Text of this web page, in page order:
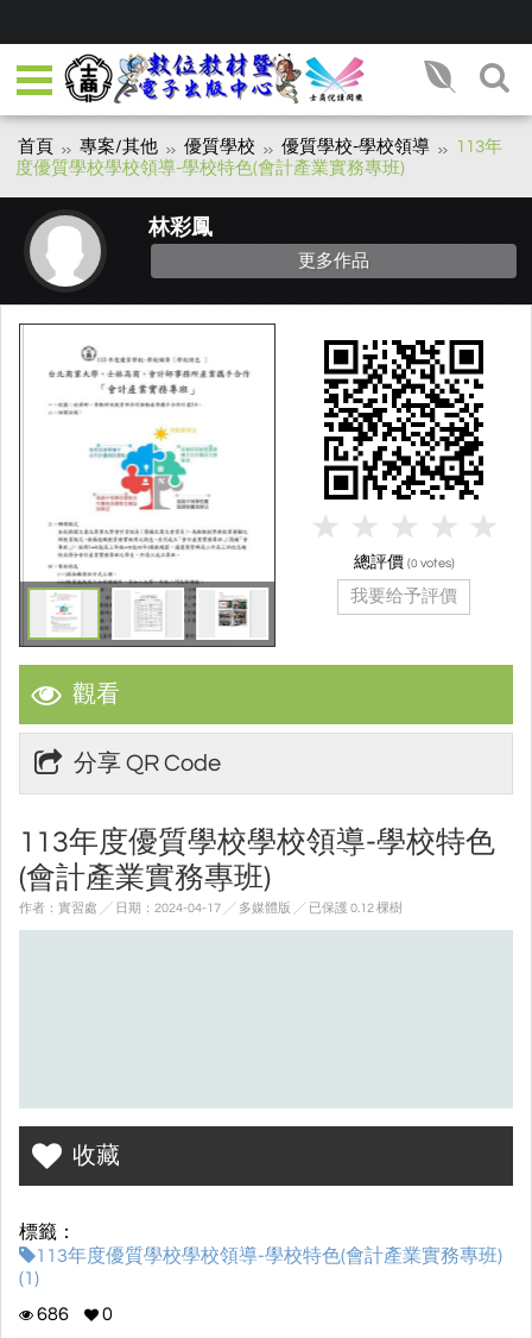
首頁 專案/其他 優質學校 優質學校-學校領導
113年
度優質學校學校領導-學校特色(會計產業實務專班)
林彩鳳
更多作品
觀看
分享 QR Code
113年度優質學校學校領導-學校特色
(會計產業實務專班)
作者：實習處 ╱ 日期：2024-04-17 ╱ 多媒體版 ╱ 已保護 0.12 棵樹
收藏
標籤：
113年度優質學校學校領導-學校特色(會計產業實務專班)
(1)
686
0
總評價 (0 votes)
我要给予評價